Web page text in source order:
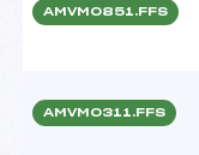
AMVM0851.FFS
AMVM0311.FFS